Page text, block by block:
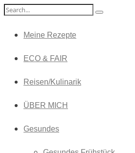
Meine Rezepte
ECO & FAIR
Reisen/Kulinarik
ÜBER MICH
Gesundes